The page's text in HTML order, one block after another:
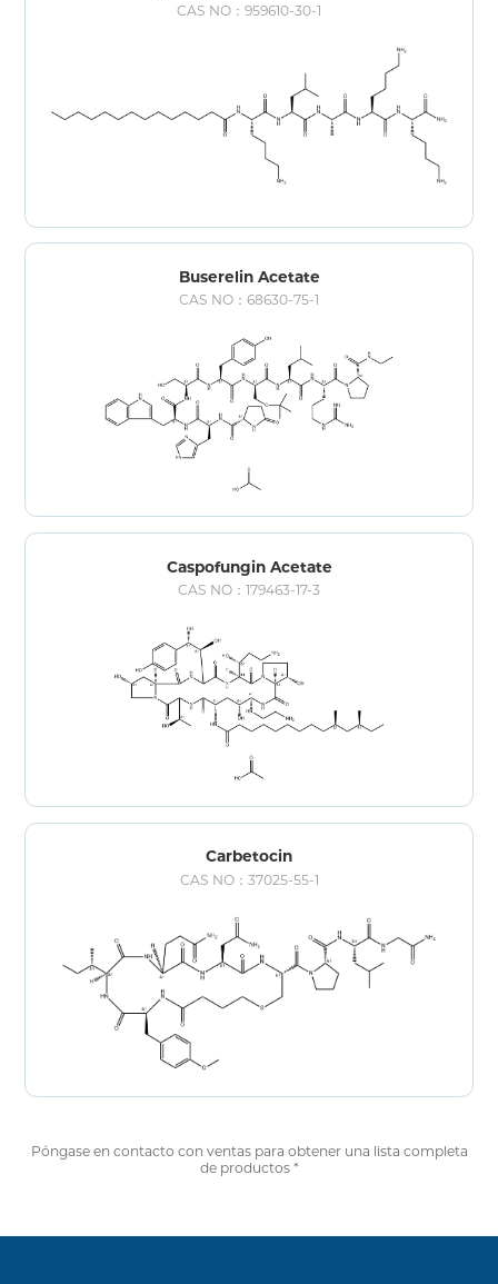
CAS NO：959610-30-1
Buserelin Acetate
CAS NO：68630-75-1
Caspofungin Acetate
CAS NO：179463-17-3
Carbetocin
CAS NO：37025-55-1
Póngase en contacto con ventas para obtener una lista completa
de productos *